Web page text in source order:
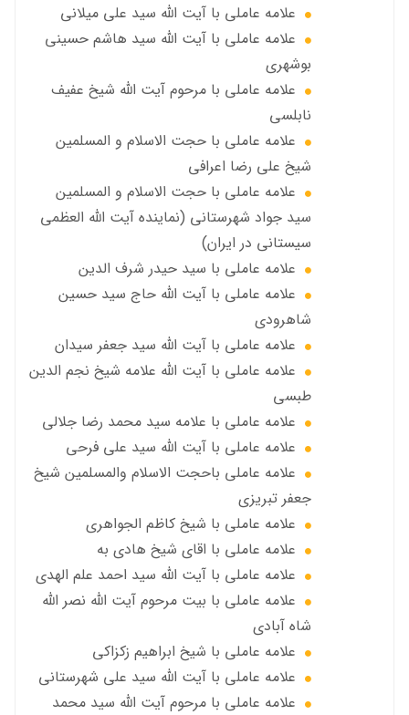
علامه عاملی با آیت الله سيد علي ميلاني
علامه عاملی با آيت الله سید هاشم حسینی
بوشهری
علامه عاملی با مرحوم آيت الله شيخ عفيف
نابلسي
علامه عاملي با حجت الاسلام و المسلمین
شیخ علی رضا اعرافی
علامه عاملي با حجت الاسلام و المسلمین
سید جواد شهرستانی (نماینده آیت الله العظمى
سیستانی در ایران)
علامه عاملي با سيد حیدر شرف الدين
علامه عاملي با آیت‌ الله حاج سید حسین
شاهرودی
علامه عاملي با آیت الله سید جعفر سيدان
علامه عاملي با آیت الله علامه شيخ نجم الدين
طبسي
علامه عاملي با علامه سيد محمد رضا جلالي
علامه عاملي با آيت الله سید علی فرحی
علامه عاملي باحجت الاسلام والمسلمين شیخ
جعفر تبریزی
علامه عاملی با شيخ كاظم الجواهري
علامه عاملي با اقای شیخ هادی به
علامه عاملي با آیت الله سید احمد علم الهدی
علامه عاملي با بيت مرحوم آيت الله نصر الله
شاه آبادی
علامه عاملي با شیخ ابراهیم زکزاکی
علامه عاملي با آيت الله سید علی شهرستانی
علامه عاملي با مرحوم آیت الله سید محمد